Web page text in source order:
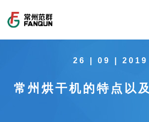
公司介绍
26 | 09 | 2019
常州烘干机的特点以